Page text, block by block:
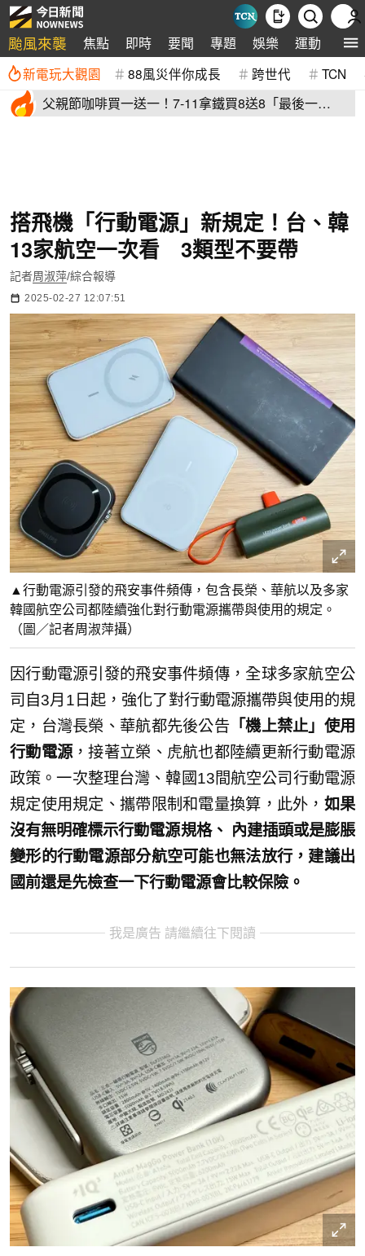
颱風來襲 焦點 即時 要聞 專題 娛樂 運動 全球
新電玩大觀園 88風災伴你成長 跨世代 TCN
父親節咖啡買一送一！7-11拿鐵買8送8「最後一
搭飛機「行動電源」新規定！台、韓
13家航空一次看 3類型不要帶
記者周淑萍/綜合報導
2025-02-27 12:07:51
▲行動電源引發的飛安事件頻傳，包含長榮、華航以及多家
韓國航空公司都陸續強化對行動電源攜帶與使用的規定。
（圖／記者周淑萍攝）
因行動電源引發的飛安事件頻傳，全球多家航空公
司自3月1日起，強化了對行動電源攜帶與使用的規
定，台灣長榮、華航都先後公告 「機上禁止」使用
行動電源 ，接著立榮、虎航也都陸續更新行動電源
政策。一次整理台灣、韓國13間航空公司行動電源
規定使用規定、攜帶限制和電量換算，此外， 如果
沒有無明確標示行動電源規格、 內建插頭或是膨脹
變形的行動電源部分航空可能也無法放行，建議出
國前還是先檢查一下行動電源會比較保險。
我是廣告 請繼續往下閱讀